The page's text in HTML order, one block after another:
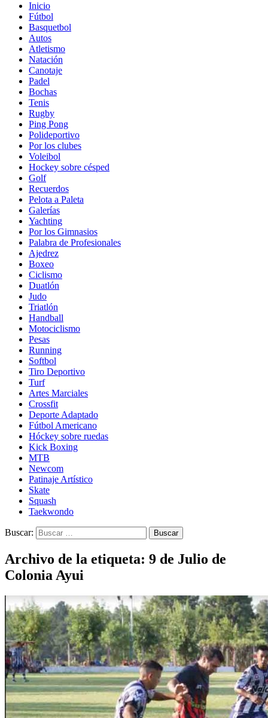
Inicio
Fútbol
Basquetbol
Autos
Atletismo
Natación
Canotaje
Padel
Bochas
Tenis
Rugby
Ping Pong
Polideportivo
Por los clubes
Voleibol
Hockey sobre césped
Golf
Recuerdos
Pelota a Paleta
Galerías
Yachting
Por los Gimnasios
Palabra de Profesionales
Ajedrez
Boxeo
Ciclismo
Duatlón
Judo
Triatlón
Handball
Motociclismo
Pesas
Running
Softbol
Tiro Deportivo
Turf
Artes Marciales
Crossfit
Deporte Adaptado
Fútbol Americano
Hóckey sobre ruedas
Kick Boxing
MTB
Newcom
Patinaje Artístico
Skate
Squash
Taekwondo
Buscar:
Archivo de la etiqueta: 9 de Julio de
Colonia Ayui